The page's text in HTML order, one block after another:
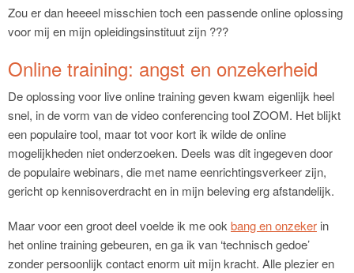
Zou er dan heeeel misschien toch een passende online oplossing
voor mij en mijn opleidingsinstituut zijn ???
Online training: angst en onzekerheid
De oplossing voor live online training geven kwam eigenlijk heel
snel, in de vorm van de video conferencing tool ZOOM. Het blijkt
een populaire tool, maar tot voor kort ik wilde de online
mogelijkheden niet onderzoeken. Deels was dit ingegeven door
de populaire webinars, die met name eenrichtingsverkeer zijn,
gericht op kennisoverdracht en in mijn beleving erg afstandelijk.
Maar voor een groot deel voelde ik me ook bang en onzeker in
het online training gebeuren, en ga ik van ‘technisch gedoe’
zonder persoonlijk contact enorm uit mijn kracht. Alle plezier en